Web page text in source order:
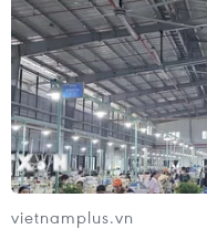
vietnamplus.vn